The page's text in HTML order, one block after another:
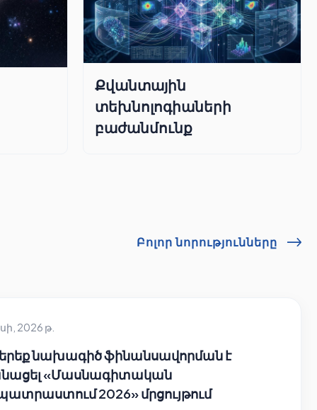
Քվանտային
տեխնոլոգիաների
բաժանմունք
Բոլոր նորությունները
2026 թ.
նախագիծ ֆինանսավորման է
«Մասնագիտական
2026» մրցույթում